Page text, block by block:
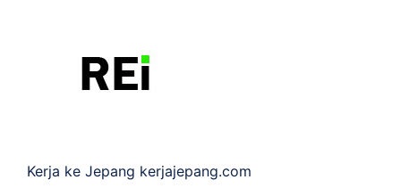
Kerja ke Jepang kerjajepang.com